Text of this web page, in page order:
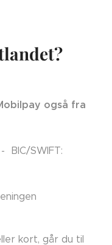
også fra
BIC/SWIFT:
kort, går du til